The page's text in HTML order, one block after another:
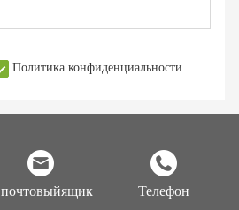
Политика конфиденциальности
почтовыйящик Телефон